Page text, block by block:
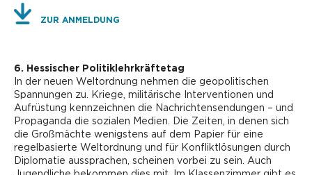
ZUR ANMELDUNG
6. Hessischer Politiklehrkräftetag
In der neuen Weltordnung nehmen die geopolitischen
Spannungen zu. Kriege, militärische Interventionen und
Aufrüstung kennzeichnen die Nachrichtensendungen – und
Propaganda die sozialen Medien. Die Zeiten, in denen sich
die Großmächte wenigstens auf dem Papier für eine
regelbasierte Weltordnung und für Konfliktlösungen durch
Diplomatie aussprachen, scheinen vorbei zu sein. Auch